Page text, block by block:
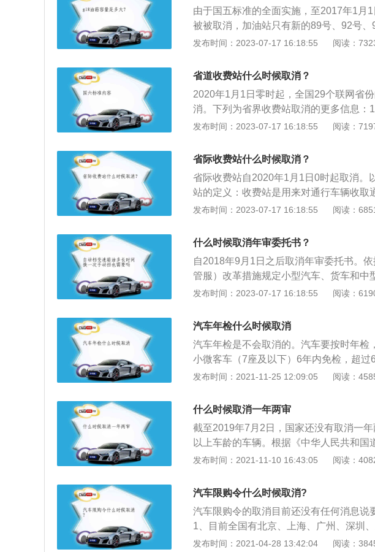
虑发动机使用条件、海拔高度、大气压力
转速状况下使用的汽油机（如拖挂运行
空气稀薄，汽油机工作时爆震倾向减小，
车压缩比一般都在8.0以上。进口车标明
有铅汽油，否则，均为使用无铅汽油的汽
越高，抗爆性越好。92号汽油富含92%
含95%的异辛烷，5%的正庚烷。建议低
功能力和热效率均会降低，实际反馈的体
低标号汽油会造成发动机爆震。因为辛烷
中会被提前点燃，在压缩冲程中一旦在
会出现阻力。这一阻力会导致发动机的运
音加大，对发动机的损伤并不明显；如是
严重还会拉缸。
由于国五标准的全面实施，至2017年1月
被被取消，加油站只有新的89号、92号
绍：1、升级油品的原因：实行新的排放
排放的尾气自然更加的环保。2、旧车新
存在一定的磨合期。如果之前是加97号
油，可能车子就会亮故障灯。
发布时间：2023-07-17 16:18:55 阅读：
省道收费站什么时候取消？
2020年1月1日零时起，全国29个联网省
消。下列为省界收费站取消的更多信息
情况下，客车平均通过省界的时间由原来
站全部撤销，1月1日起，货车收费将按原
经济社会效益：深化收费公路制度改革取
众切实利益的民生工程，具有巨大的经
后，全国高速公路一张网将有效提高综合
善人民群众出行体验，助力节能减排，降
发布时间：2023-07-17 16:18:55 阅读：
省际收费站什么时候取消？
省际收费站自2020年1月1日0时起取消。
站的定义：收费站是用来对通行车辆收取
置的分类：一般有两种，一种是直接设在
路段之间的工通式立体交叉，以控制被交
发布时间：2023-07-17 16:18:55 阅读：
什么时候取消年审委托书？
自2018年9月1日之后取消年审委托书。
管服）改革措施规定小型汽车、货车和中
直接在机动车登记地以外的省份直接检验
在9月1日全国推行，率先推行“申请材料减
助快办”等8项简捷快办、网上通办、就近
施有：申请材料四个减免、18类业务一
助快办、交管服务网上办理、政务信息网
网上处理、社会服务网点代办、邮政服务
籍、便利驾驶证省内异地申领、健全监督
中事后监管、加强信息系统安全保障。
发布时间：2023-07-17 16:18:55 阅读：
汽车年检什么时候取消
汽车年检是不会取消的。汽车要按时年检
小微客车（7座及以下）6年内免检，超过
而登记注册的非运营车辆和小微客车每两
成交通事故。另外，年检可以检查出车辆
废时间车主却迟迟不愿报废，这样的车行
检制度，这类车上路不仅对车主来说不
然现在大部分人都有车，但实质上真正
根据车辆情况提示车主使用车辆注意事项
发布时间：2021-11-25 12:09:05 阅读：
什么时候取消一年两审
截至2019年7月2日，国家还没有取消一
以上车龄的车辆。根据《中华人民共和
定：机动车应当从注册登记之日起，按照
型、中型非营运载客汽车10年以内每年检
次；3、小型、微型非营运载客汽车6年
验1次；超过15年的，每6个月检验1次；
4年的，每年检验1次；5、拖拉机和其他
检验期限内经安全技术检验合格的，不再
发布时间：2021-11-10 16:43:05 阅读：
汽车限购令什么时候取消?
汽车限购令的取消目前还没有任何消息说
1、目前全国有北京、上海、广州、深圳
等省市实行了限购政策。而就在6月2日，
发布时间：2021-04-28 13:42:04 阅读：